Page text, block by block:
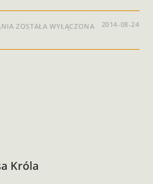
ZOSTAŁA WYŁĄCZONA 2014-08-24
Króla